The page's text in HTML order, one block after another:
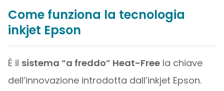
Come funziona la tecnologia
inkjet Epson
È il sistema “a freddo” Heat-Freela chiave
dell’innovazione introdotta dall’inkjet Epson.